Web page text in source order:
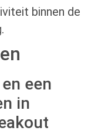
binnen de
een
in